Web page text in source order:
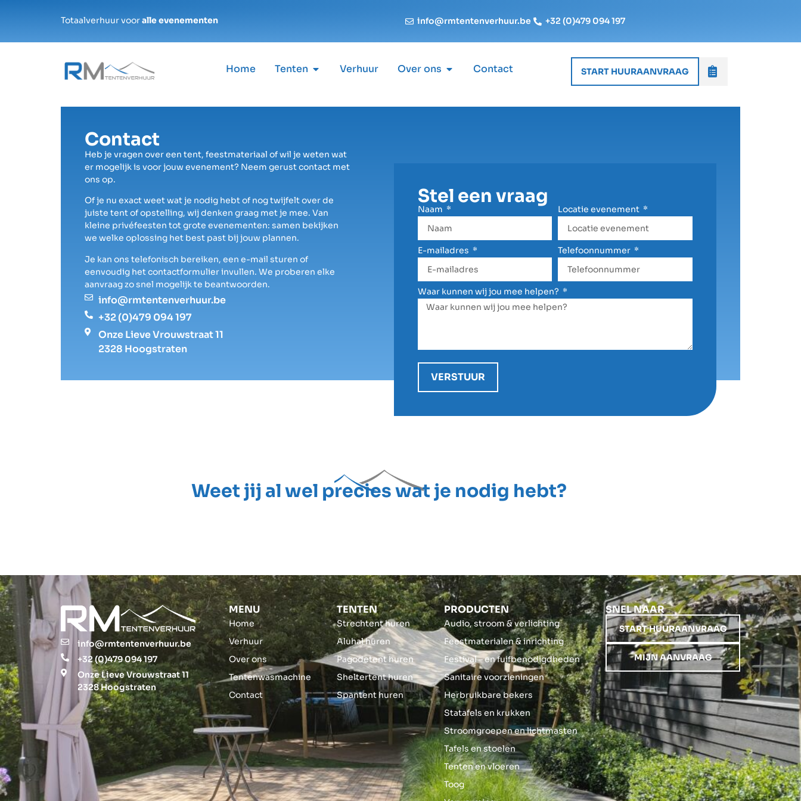
Totaalverhuur vooralle evenementen info@rmtentenverhuur.be +32 (0)479 094 197
Home Tenten Verhuur Over ons Contact START HUURAANVRAAG
Contact
Heb je vragen over een tent, feestmateriaal of wil je weten wat
er mogelijk is voor jouw evenement? Neem gerust contact met
ons op.
Of je nu exact weet wat je nodig hebt of nog twijfelt over de
juiste tent of opstelling, wij denken graag met je mee. Van
kleine privéfeesten tot grote evenementen: samen bekijken
we welke oplossing het best past bij jouw plannen.
Je kan ons telefonisch bereiken, een e-mail sturen of
eenvoudig het contactformulier invullen. We proberen elke
aanvraag zo snel mogelijk te beantwoorden.
info@rmtentenverhuur.be
+32 (0)479 094 197
Onze Lieve Vrouwstraat 11
2328 Hoogstraten
Stel een vraag
Naam Locatie evenement
E-mailadres Telefoonnummer
Waar kunnen wij jou mee helpen?
VERSTUUR
Weet jij al wel precies wat je nodig hebt?
info@rmtentenverhuur.be
+32 (0)479 094 197
Onze Lieve Vrouwstraat 11
2328 Hoogstraten
MENU
Home
Verhuur
Over ons
Tentenwasmachine
Contact
TENTEN
Strechtent huren
Aluhal huren
Pagodetent huren
Sheltertent huren
Spantent huren
PRODUCTEN
Audio, stroom & verlichting
Feestmaterialen & inrichting
Festival – en fuifbenodigdheden
Sanitaire voorzieningen
Herbruikbare bekers
Statafels en krukken
Stroomgroepen en lichtmasten
Tafels en stoelen
Tenten en vloeren
Toog
SNEL NAAR
START HUURAANVRAAG
MIJN AANVRAAG